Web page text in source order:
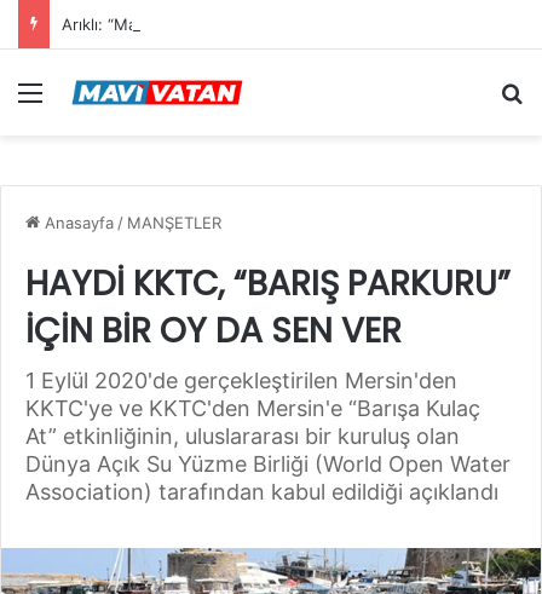
Arıklı: “Mavi Vatan”dan Sonra Hedef “Siber Vatan”
Menü
Anasayfa / MANŞETLER
HAYDİ KKTC, “BARIŞ PARKURU”
İÇİN BİR OY DA SEN VER
1 Eylül 2020'de gerçekleştirilen Mersin'den
KKTC'ye ve KKTC'den Mersin'e “Barışa Kulaç
At” etkinliğinin, uluslararası bir kuruluş olan
Dünya Açık Su Yüzme Birliği (World Open Water
Association) tarafından kabul edildiği açıklandı